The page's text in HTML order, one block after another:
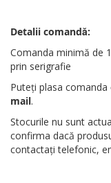
Detalii comandă:
Comanda minimă de
prin serigrafie
Puteți plasa comanda
mail.
Stocurile nu sunt
confirma dacă
contactați telefonic,